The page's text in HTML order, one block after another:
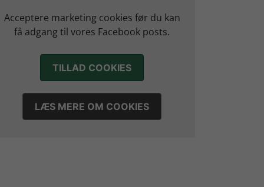
Marius Nørsøller udlejes til HØJ Elite
14. juli 2026
Acceptere marketing cookies før du kan
få adgang til vores Facebook posts.
TILLAD COOKIES
LÆS MERE OM COOKIES